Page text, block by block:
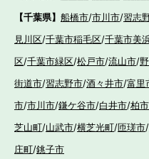
【千葉県】 船橋市/市川市/習志
見川区/千葉市稲毛区/千葉市美
区/千葉市緑区/松戸市/流山市/
街道市/習志野市/酒々井市/富里
市/市川市/鎌ケ谷市/白井市/柏市
芝山町/山武市/横芝光町/匝瑳市/
庄町/銚子市